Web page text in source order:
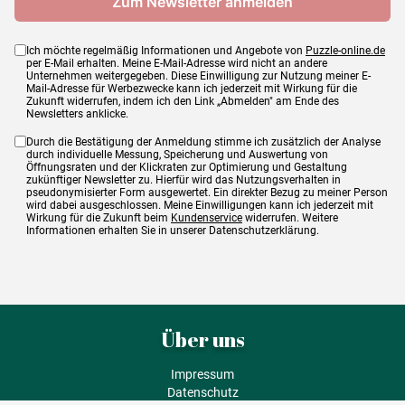
Ich möchte regelmäßig Informationen und Angebote von Puzzle-online.de
per E-Mail erhalten. Meine E-Mail-Adresse wird nicht an andere
Unternehmen weitergegeben. Diese Einwilligung zur Nutzung meiner E-
Mail-Adresse für Werbezwecke kann ich jederzeit mit Wirkung für die
Zukunft widerrufen, indem ich den Link „Abmelden" am Ende des
Newsletters anklicke.
Durch die Bestätigung der Anmeldung stimme ich zusätzlich der Analyse
durch individuelle Messung, Speicherung und Auswertung von
Öffnungsraten und der Klickraten zur Optimierung und Gestaltung
zukünftiger Newsletter zu. Hierfür wird das Nutzungsverhalten in
pseudonymisierter Form ausgewertet. Ein direkter Bezug zu meiner Person
wird dabei ausgeschlossen. Meine Einwilligungen kann ich jederzeit mit
Wirkung für die Zukunft beim Kundenservice widerrufen. Weitere
Informationen erhalten Sie in unserer Datenschutzerklärung.
Über uns
Impressum
Datenschutz